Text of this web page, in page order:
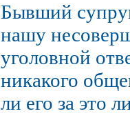
Бывший
нашу
уголовной
никакого
ли его за это